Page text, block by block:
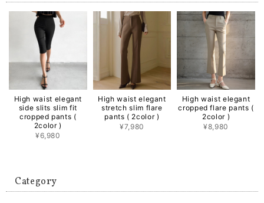
High waist elegant
side slits slim fit
cropped pants (
2color )
¥6,980
High waist elegant
stretch slim flare
pants ( 2color )
¥7,980
High waist elegant
cropped flare pants (
2color )
¥8,980
Category